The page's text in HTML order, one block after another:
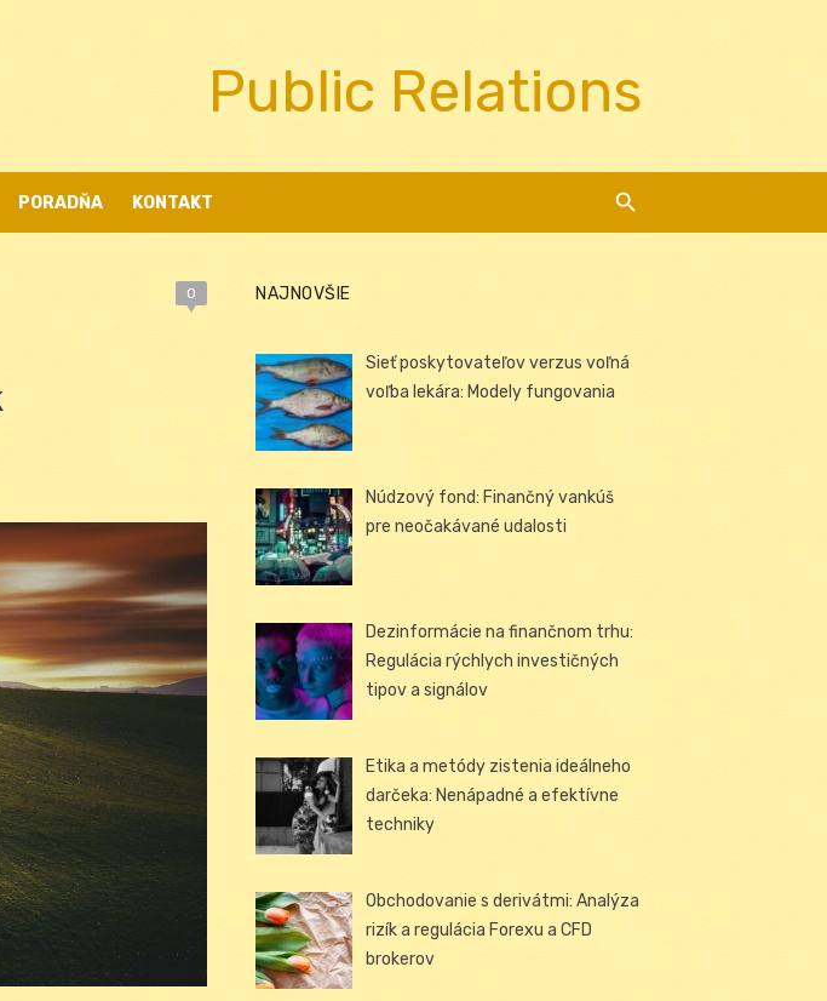
Public Relations
PORADŇA KONTAKT
0 NAJNOVŠIE
Sieť poskytovateľov verzus voľná
voľba lekára: Modely fungovania
Núdzový fond: Finančný vankúš
pre neočakávané udalosti
Dezinformácie na finančnom trhu:
Regulácia rýchlych investičných
tipov a signálov
Etika a metódy zistenia ideálneho
darčeka: Nenápadné a efektívne
techniky
Obchodovanie s derivátmi: Analýza
rizík a regulácia Forexu a CFD
brokerov